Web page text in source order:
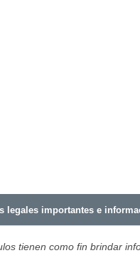
legales importantes e
tienen como fin brindar